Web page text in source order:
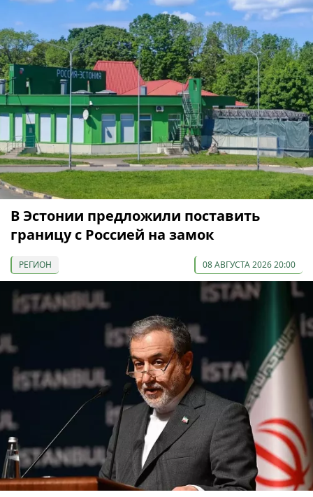
В Эстонии предложили поставить
границу с Россией на замок
РЕГИОН 08 АВГУСТА 2026 20:00